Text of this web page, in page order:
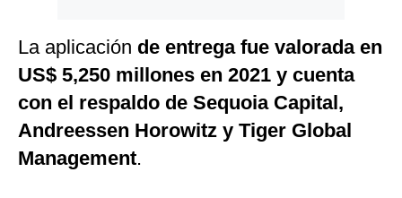
La aplicación de entrega fue valorada en
US$ 5,250 millones en 2021 y cuenta
con el respaldo de Sequoia Capital,
Andreessen Horowitz y Tiger Global
Management.